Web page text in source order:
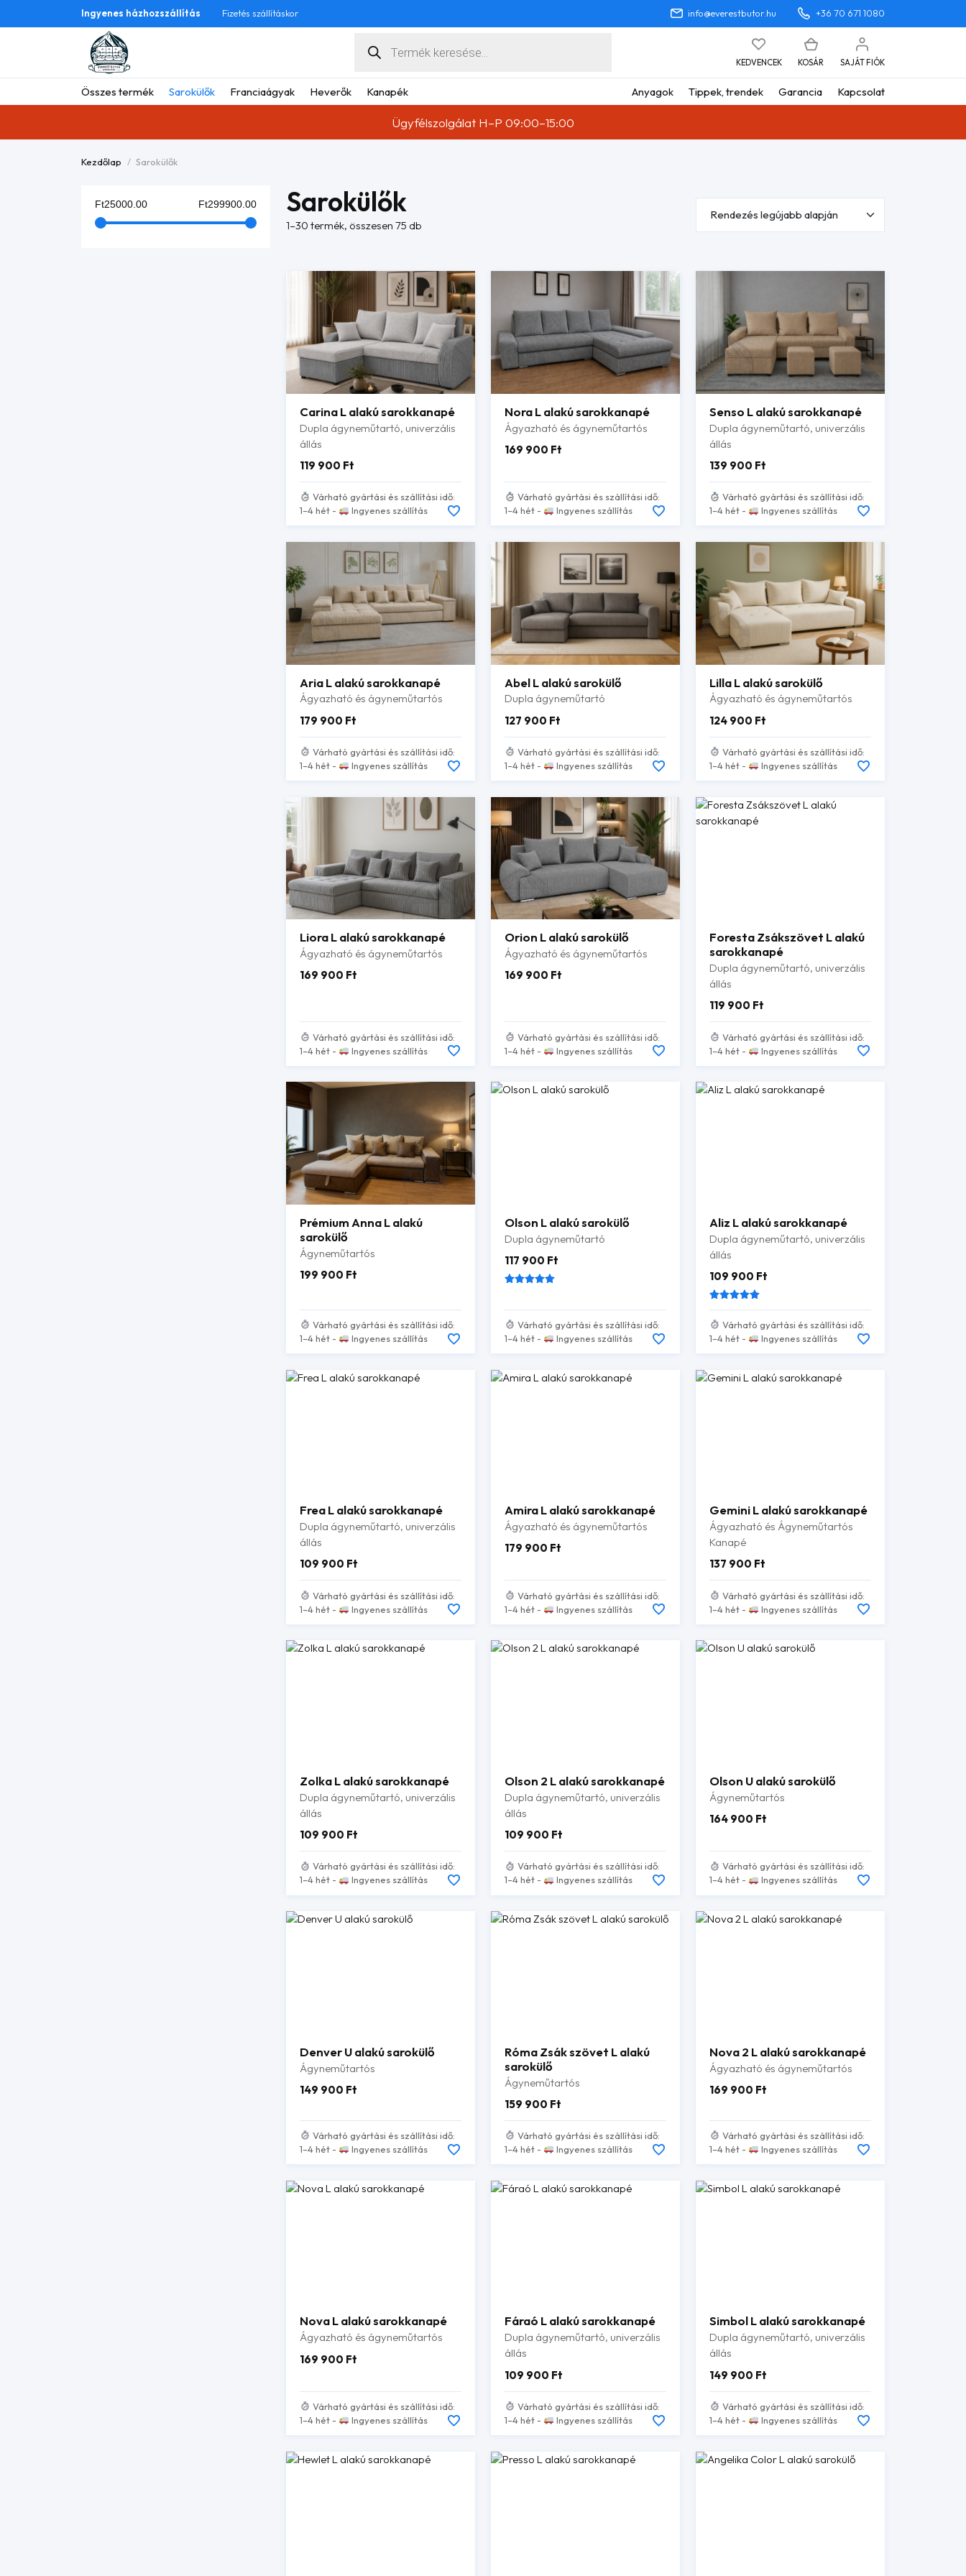
Ingyenes házhozszállítás Fizetés szállításkor info@everestbutor.hu +36 70 671 1080
search
KEDVENCEK KOSÁR SAJÁT FIÓK
Összes termék Sarokülők Franciaágyak Heverők Kanapék Anyagok Tippek, trendek Garancia Kapcsolat
Ügyfélszolgálat H–P 09:00–15:00
Kezdőlap Sarokülők
Ft25000.00 Ft299900.00 Sarokülők
1–30 termék, összesen 75 db
Carina L alakú sarokkanapé
Dupla ágyneműtartó, univerzális
állás
119 900 Ft
Várható gyártási és szállítási idő:
1–4 hét -
Ingyenes szállítás
Nora L alakú sarokkanapé
Ágyazható és ágyneműtartós
169 900 Ft
Várható gyártási és szállítási idő:
1–4 hét -
Ingyenes szállítás
Senso L alakú sarokkanapé
Dupla ágyneműtartó, univerzális
állás
139 900 Ft
Várható gyártási és szállítási idő:
1–4 hét -
Ingyenes szállítás
Aria L alakú sarokkanapé
Ágyazható és ágyneműtartós
179 900 Ft
Várható gyártási és szállítási idő:
1–4 hét -
Ingyenes szállítás
Abel L alakú sarokülő
Dupla ágyneműtartó
127 900 Ft
Várható gyártási és szállítási idő:
1–4 hét -
Ingyenes szállítás
Lilla L alakú sarokülő
Ágyazható és ágyneműtartós
124 900 Ft
Várható gyártási és szállítási idő:
1–4 hét -
Ingyenes szállítás
Liora L alakú sarokkanapé
Ágyazható és ágyneműtartós
169 900 Ft
Várható gyártási és szállítási idő:
1–4 hét -
Ingyenes szállítás
Orion L alakú sarokülő
Ágyazható és ágyneműtartós
169 900 Ft
Várható gyártási és szállítási idő:
1–4 hét -
Ingyenes szállítás
Foresta Zsákszövet L alakú
sarokkanapé
Dupla ágyneműtartó, univerzális
állás
119 900 Ft
Várható gyártási és szállítási idő:
1–4 hét -
Ingyenes szállítás
Prémium Anna L alakú
sarokülő
Ágyneműtartós
199 900 Ft
Várható gyártási és szállítási idő:
1–4 hét -
Ingyenes szállítás
Olson L alakú sarokülő
Dupla ágyneműtartó
117 900 Ft
/ 5
Várható gyártási és szállítási idő:
1–4 hét -
Ingyenes szállítás
Aliz L alakú sarokkanapé
Dupla ágyneműtartó, univerzális
állás
109 900 Ft
Értékelés:
/ 5 Várható gyártási és szállítási idő:
1–4 hét -
Ingyenes szállítás
Frea L alakú sarokkanapé
Dupla ágyneműtartó, univerzális
állás
109 900 Ft
Várható gyártási és szállítási idő:
1–4 hét -
Ingyenes szállítás
Amira L alakú sarokkanapé
Ágyazható és ágyneműtartós
179 900 Ft
Várható gyártási és szállítási idő:
1–4 hét -
Ingyenes szállítás
Gemini L alakú sarokkanapé
Ágyazható és Ágyneműtartós
Kanapé
137 900 Ft
Várható gyártási és szállítási idő:
1–4 hét -
Ingyenes szállítás
Zolka L alakú sarokkanapé
Dupla ágyneműtartó, univerzális
állás
109 900 Ft
Várható gyártási és szállítási idő:
1–4 hét -
Ingyenes szállítás
Olson 2 L alakú sarokkanapé
Dupla ágyneműtartó, univerzális
állás
109 900 Ft
Várható gyártási és szállítási idő:
1–4 hét -
Ingyenes szállítás
Olson U alakú sarokülő
Ágyneműtartós
164 900 Ft
Várható gyártási és szállítási idő:
1–4 hét -
Ingyenes szállítás
Denver U alakú sarokülő
Ágyneműtartós
149 900 Ft
Várható gyártási és szállítási idő:
1–4 hét -
Ingyenes szállítás
Róma Zsák szövet L alakú
sarokülő
Ágyneműtartós
159 900 Ft
Várható gyártási és szállítási idő:
1–4 hét -
Ingyenes szállítás
Nova 2 L alakú sarokkanapé
Ágyazható és ágyneműtartós
169 900 Ft
Várható gyártási és szállítási idő:
1–4 hét -
Ingyenes szállítás
Nova L alakú sarokkanapé
Ágyazható és ágyneműtartós
169 900 Ft
Várható gyártási és szállítási idő:
1–4 hét -
Ingyenes szállítás
Fáraó L alakú sarokkanapé
Dupla ágyneműtartó, univerzális
állás
109 900 Ft
Várható gyártási és szállítási idő:
1–4 hét -
Ingyenes szállítás
Simbol L alakú sarokkanapé
Dupla ágyneműtartó, univerzális
állás
149 900 Ft
Várható gyártási és szállítási idő:
1–4 hét -
Ingyenes szállítás